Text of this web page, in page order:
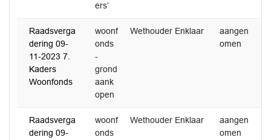
ers’
Raadsverga
dering 09-
11-2023 7.
Kaders
Woonfonds
woonf
onds
-
grond
aank
open
Wethouder Enklaar
aangen
omen
Raadsverga
dering 09-
woonf
onds
Wethouder Enklaar
aangen
omen